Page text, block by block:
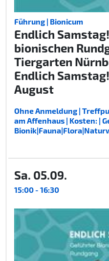
Führung | Bionicum
Endlich
bionischen
Tiergarten
Endlich
August
Ohne Anmeldung |
am Affenhaus | Kosten: |
Sa. 05.09.
15:00 - 16:30